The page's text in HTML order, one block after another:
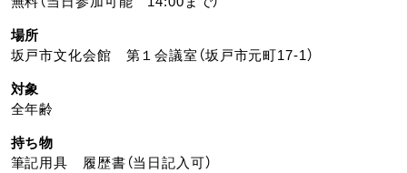
場所
坂戸市文化会館 第１会議室（坂戸市元町17-1）
対象
全年齢
持ち物
筆記用具 履歴書（当日記入可）